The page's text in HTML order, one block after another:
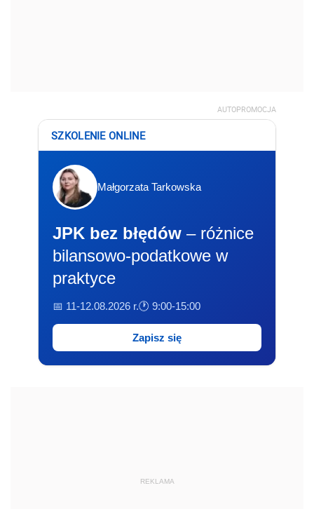
AUTOPROMOCJA
SZKOLENIE ONLINE
Małgorzata Tarkowska
JPK bez błędów – różnice
bilansowo-podatkowe w
praktyce
📅 11-12.08.2026 r.🕐 9:00-15:00
Zapisz się
REKLAMA